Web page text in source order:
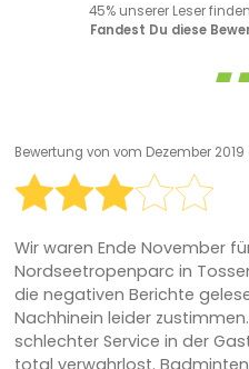
45% unserer Leser
Fandest Du diese
Bewertung von vom Dezember
Wir waren Ende November
Nordseetropenparc in
die negativen Berichte
Nachhinein leider
schlechter Service in der
total verwahrlost.